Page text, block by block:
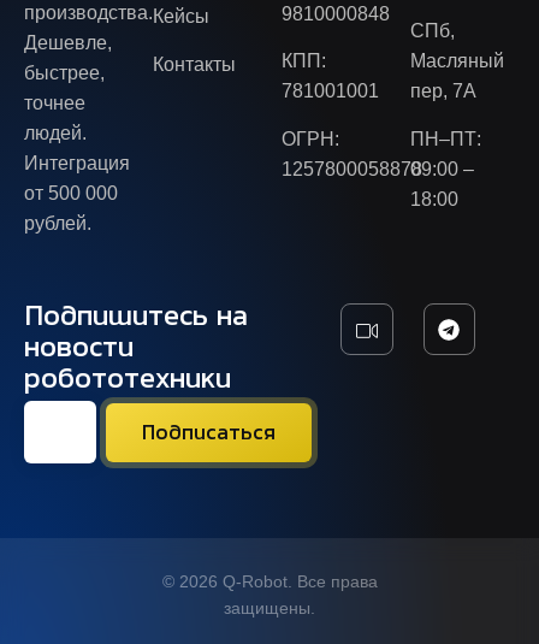
производства.
Дешевле,
быстрее,
точнее
людей.
Интеграция
от 500 000
рублей.
Кейсы
Контакты
9810000848
КПП:
781001001
ОГРН:
1257800058878
СПб,
Масляный
пер, 7А
ПН–ПТ:
09:00 –
18:00
Подпишитесь на
новости
робототехники
© 2026 Q-Robot. Все права
защищены.